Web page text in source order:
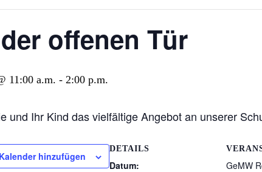
offenen Tür
11:00 a.m. - 2:00 p.m.
und Ihr Kind das vielfältige Angebot an unserer
hinzufügen
DETAILS
Datum:
GeMW